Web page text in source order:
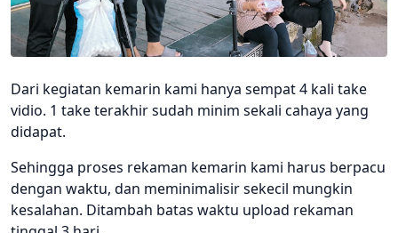
Dari kegiatan kemarin kami hanya sempat 4 kali take
vidio. 1 take terakhir sudah minim sekali cahaya yang
didapat.
Sehingga proses rekaman kemarin kami harus berpacu
dengan waktu, dan meminimalisir sekecil mungkin
kesalahan. Ditambah batas waktu upload rekaman